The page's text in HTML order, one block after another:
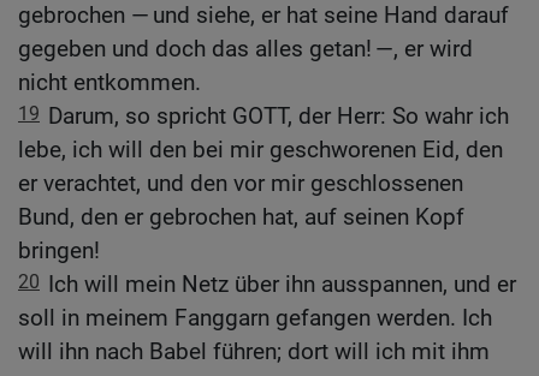
gebrochen — und siehe, er hat seine Hand darauf
gegeben und doch das alles getan! —, er wird
nicht entkommen.
19 Darum, so spricht GOTT, der Herr: So wahr ich
lebe, ich will den bei mir geschworenen Eid, den
er verachtet, und den vor mir geschlossenen
Bund, den er gebrochen hat, auf seinen Kopf
bringen!
20 Ich will mein Netz über ihn ausspannen, und er
soll in meinem Fanggarn gefangen werden. Ich
will ihn nach Babel führen; dort will ich mit ihm